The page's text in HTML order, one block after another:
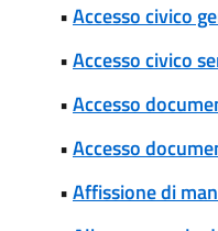
•Accesso civico
•Accesso civico
•Accesso
•Accesso
•Affissione di